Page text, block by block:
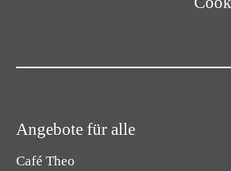
Angebote für alle
Café Theo